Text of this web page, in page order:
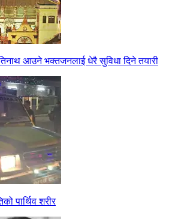
आउने भक्तजनलाई धेरै सुविधा दिने तयारी
पार्थिव शरीर